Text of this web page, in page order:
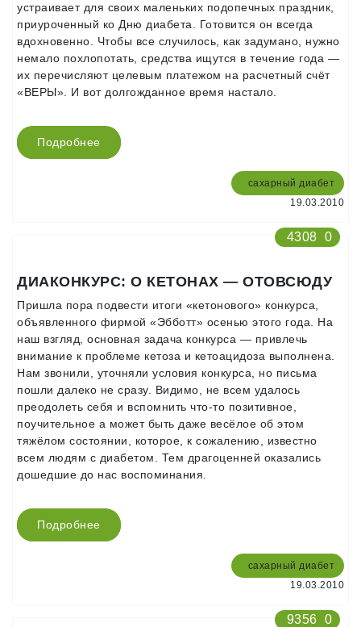
устраивает для своих маленьких подопечных праздник,
приуроченный ко Дню диабета. Готовится он всегда
вдохновенно. Чтобы все случилось, как задумано, нужно
немало похлопотать, средства ищутся в течение года —
их перечисляют целевым платежом на расчетный счёт
«ВЕРЫ». И вот долгожданное время настало.
Подробнее
сахарный диабет
19.03.2010
4308 0
ДИАКОНКУРС: О КЕТОНАХ — ОТОВСЮДУ
Пришла пора подвести итоги «кетонового» конкурса,
объявленного фирмой «Эбботт» осенью этого года. На
наш взгляд, основная задача конкурса — привлечь
внимание к проблеме кетоза и кетоацидоза выполнена.
Нам звонили, уточняли условия конкурса, но письма
пошли далеко не сразу. Видимо, не всем удалось
преодолеть себя и вспомнить что-то позитивное,
поучительное а может быть даже весёлое об этом
тяжёлом состоянии, которое, к сожалению, известно
всем людям с диабетом. Тем драгоценней оказались
дошедшие до нас воспоминания.
Подробнее
сахарный диабет
19.03.2010
9356 0